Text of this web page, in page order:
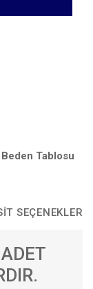
Beden Tablosu
SEÇENEKLERI